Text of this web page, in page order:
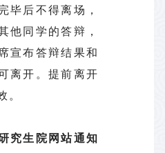
毕后不得离场，
他同学的答辩，
宣布答辩结果和
离开。提前离开
。
究生院网站通知